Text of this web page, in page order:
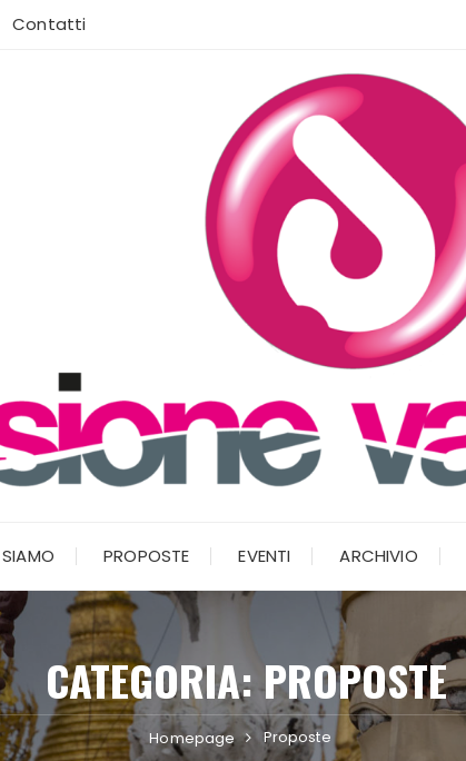
Contatti
PROPOSTE EVENTI ARCHIVIO
CATEGORIA:PROPOSTE
Homepage Proposte